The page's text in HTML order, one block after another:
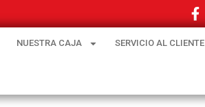
NUESTRA CAJA SERVICIO AL CLIENTE